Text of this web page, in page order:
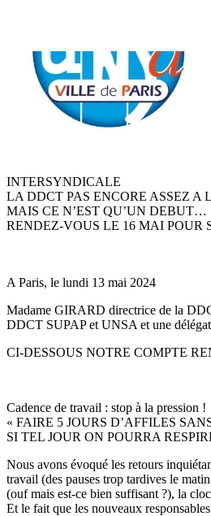
INTERSYNDICALE
LA DDCT PAS ENCORE ASSEZ A
MAIS CE N’EST QU’UN DEBUT…
RENDEZ-VOUS LE 16 MAI POUR
A Paris, le lundi 13 mai 2024
Madame GIRARD directrice de la
DDCT SUPAP et UNSA et une
CI-DESSOUS NOTRE COMPTE
Cadence de travail : stop à la pression !
« FAIRE 5 JOURS D’AFFILES
SI TEL JOUR ON POURRA
Nous avons évoqué les retours
travail (des pauses trop tardives le
(ouf mais est-ce bien suffisant ?), la
Et le fait que les nouveaux